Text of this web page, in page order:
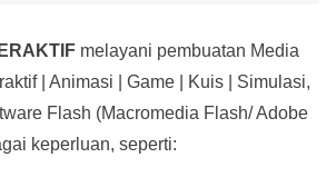
melayani pembuatan Media
| Animasi | Game | Kuis | Simulasi,
Flash (Macromedia Flash/ Adobe
keperluan, seperti: